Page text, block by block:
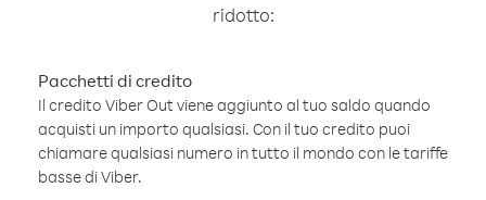
ridotto:
Pacchetti di credito
Il credito Viber Out viene aggiunto al tuo saldo quando
acquisti un importo qualsiasi. Con il tuo credito puoi
chiamare qualsiasi numero in tutto il mondo con le tariffe
basse di Viber.